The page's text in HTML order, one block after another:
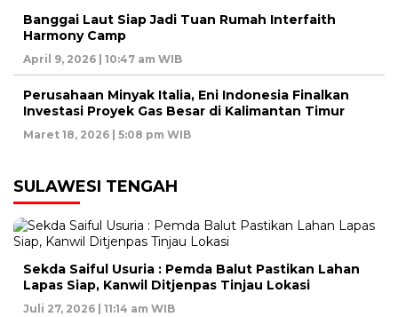
Banggai Laut Siap Jadi Tuan Rumah Interfaith
Harmony Camp
April 9, 2026 | 10:47 am WIB
Perusahaan Minyak Italia, Eni Indonesia Finalkan
Investasi Proyek Gas Besar di Kalimantan Timur
Maret 18, 2026 | 5:08 pm WIB
SULAWESI TENGAH
Sekda Saiful Usuria : Pemda Balut Pastikan Lahan
Lapas Siap, Kanwil Ditjenpas Tinjau Lokasi
Juli 27, 2026 | 11:14 am WIB